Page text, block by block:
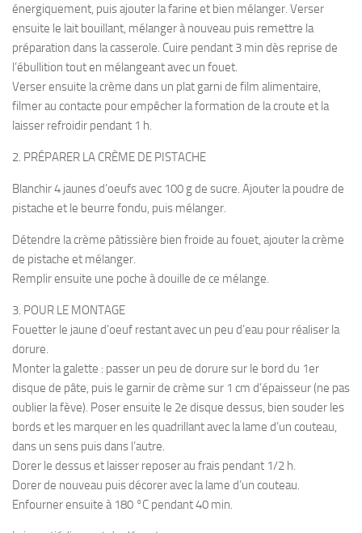
énergiquement, puis ajouter la farine et bien mélanger. Verser
ensuite le lait bouillant, mélanger à nouveau puis remettre la
préparation dans la casserole. Cuire pendant 3 min dès reprise de
l’ébullition tout en mélangeant avec un fouet.
Verser ensuite la crème dans un plat garni de film alimentaire,
filmer au contacte pour empêcher la formation de la croute et la
laisser refroidir pendant 1 h.
2. PRÉPARER LA CRÈME DE PISTACHE
Blanchir 4 jaunes d’oeufs avec 100 g de sucre. Ajouter la poudre de
pistache et le beurre fondu, puis mélanger.
Détendre la crème pâtissière bien froide au fouet, ajouter la crème
de pistache et mélanger.
Remplir ensuite une poche à douille de ce mélange.
3. POUR LE MONTAGE
Fouetter le jaune d’oeuf restant avec un peu d’eau pour réaliser la
dorure.
Monter la galette : passer un peu de dorure sur le bord du 1er
disque de pâte, puis le garnir de crème sur 1 cm d’épaisseur (ne pas
oublier la fève). Poser ensuite le 2e disque dessus, bien souder les
bords et les marquer en les quadrillant avec la lame d’un couteau,
dans un sens puis dans l’autre.
Dorer le dessus et laisser reposer au frais pendant 1/2 h.
Dorer de nouveau puis décorer avec la lame d’un couteau.
Enfourner ensuite à 180 °C pendant 40 min.